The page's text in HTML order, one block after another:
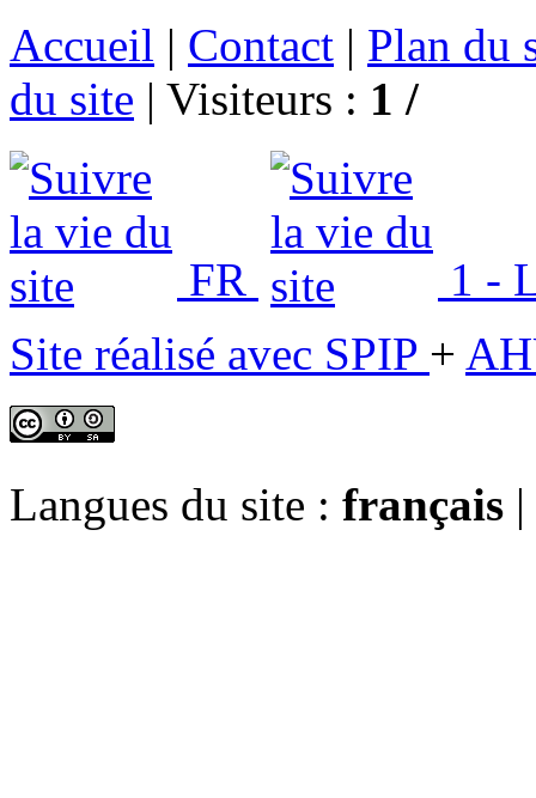
Accueil | Contact | Plan du
du site | Visiteurs : 1 /
FR
1 -
Site réalisé avec SPIP +
Langues du site : français |